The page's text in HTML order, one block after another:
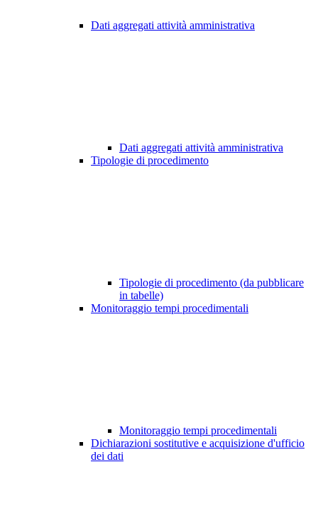
Dati aggregati attività amministrativa
Dati aggregati attività amministrativa
Tipologie di procedimento
Tipologie di procedimento (da pubblicare
in tabelle)
Monitoraggio tempi procedimentali
Monitoraggio tempi procedimentali
Dichiarazioni sostitutive e acquisizione d'ufficio
dei dati